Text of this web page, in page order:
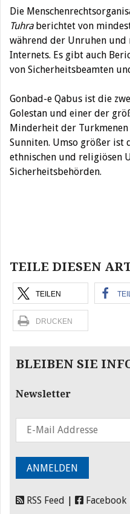
Die
Tuhraberichtet von
während der Unruhen und
Internets. Es gibt auch
von Sicherheitsbeamten
Gonbad-e Qabus ist die
Golestan und einer der
Minderheit der
Sunniten. Umso größer ist
ethnischen und religiösen
Sicherheitsbehörden.
TEILE DIESEN
TEILEN
DRUCKEN
BLEIBEN SIE
Newsletter
RSS Feed | Facebook